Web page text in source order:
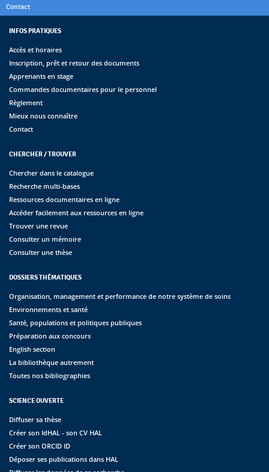
Contact
INFOS PRATIQUES
Accès et horaires
Inscription, prêt et retour des documents
Apprenants en stage
Commandes documentaires pour le personnel
Règlement
Mieux nous connaître
Contact
CHERCHER / TROUVER
Chercher dans le catalogue
Recherche multi-bases
Ressources documentaires en ligne
Accéder facilement aux ressources en ligne
Trouver une revue
Consulter un mémoire
Consulter une thèse
DOSSIERS THÉMATIQUES
Organisation, management et performance de notre système de soins
Environnements et santé
Santé, populations et politiques publiques
Préparation aux concours
English section
La bibliothèque autrement
Toutes nos bibliographies
SCIENCE OUVERTE
Diffuser sa thèse
Créer son IdHAL - son CV HAL
Créer son ORCID ID
Déposer ses publications dans HAL